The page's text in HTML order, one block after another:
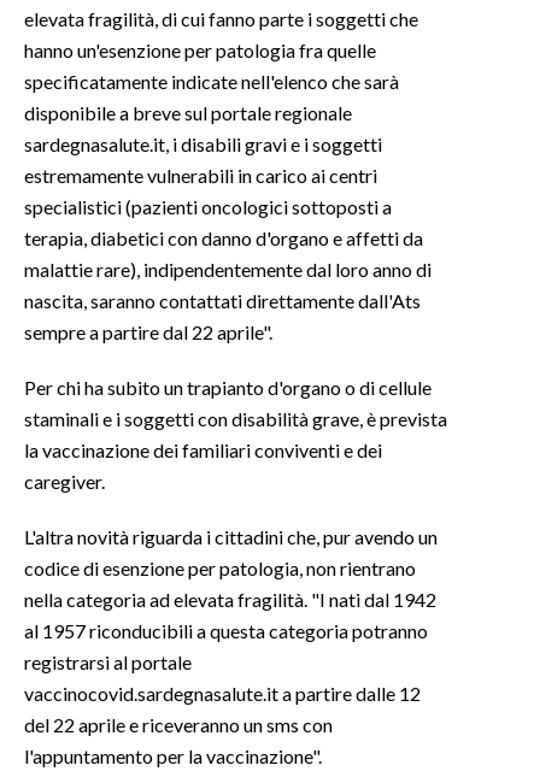
ABBONATI
ANNUNCI
NECROLOGI
PUBBLICITÀ
SPIAGGE
elevata fragilità, di cui fanno parte i soggetti che
hanno un'esenzione per patologia fra quelle
specificatamente indicate nell'elenco che sarà
disponibile a breve sul portale regionale
sardegnasalute.it, i disabili gravi e i soggetti
estremamente vulnerabili in carico ai centri
specialistici (pazienti oncologici sottoposti a
terapia, diabetici con danno d'organo e affetti da
malattie rare), indipendentemente dal loro anno di
nascita, saranno contattati direttamente dall'Ats
sempre a partire dal 22 aprile".
Per chi ha subito un trapianto d'organo o di cellule
staminali e i soggetti con disabilità grave, è prevista
la vaccinazione dei familiari conviventi e dei
caregiver.
L'altra novità riguarda i cittadini che, pur avendo un
codice di esenzione per patologia, non rientrano
nella categoria ad elevata fragilità. "I nati dal 1942
al 1957 riconducibili a questa categoria potranno
registrarsi al portale
vaccinocovid.sardegnasalute.it a partire dalle 12
del 22 aprile e riceveranno un sms con
l'appuntamento per la vaccinazione".